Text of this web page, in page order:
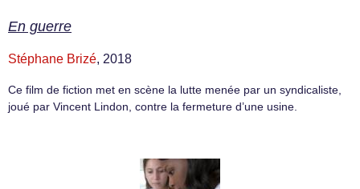
En guerre
Stéphane Brizé, 2018
Ce film de fiction met en scène la lutte menée par un syndicaliste,
joué par Vincent Lindon, contre la fermeture d’une usine.